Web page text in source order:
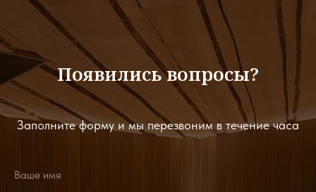
Появились вопросы?
Заполните форму и мы перезвоним в течение часа
Ваше имя